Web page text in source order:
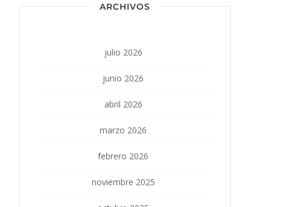
ARCHIVOS
julio 2026
junio 2026
abril 2026
marzo 2026
febrero 2026
noviembre 2025